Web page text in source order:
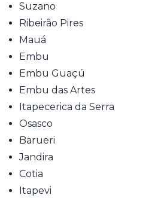
Suzano
Ribeirão Pires
Mauá
Embu
Embu Guaçú
Embu das Artes
Itapecerica da Serra
Osasco
Barueri
Jandira
Cotia
Itapevi